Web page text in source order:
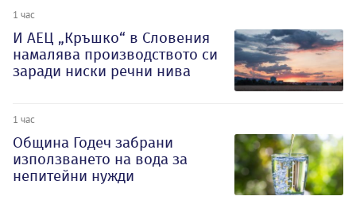
1 час
И АЕЦ „Кръшко“ в Словения
намалява производството си
заради ниски речни нива
1 час
Община Годеч забрани
използването на вода за
непитейни нужди